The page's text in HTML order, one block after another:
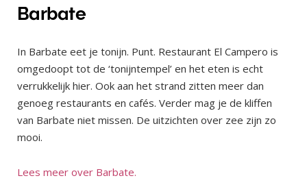
Barbate
In Barbate eet je tonijn. Punt. Restaurant El Campero is
omgedoopt tot de ‘tonijntempel’ en het eten is echt
verrukkelijk hier. Ook aan het strand zitten meer dan
genoeg restaurants en cafés. Verder mag je de kliffen
van Barbate niet missen. De uitzichten over zee zijn zo
mooi.
Lees meer over Barbate.